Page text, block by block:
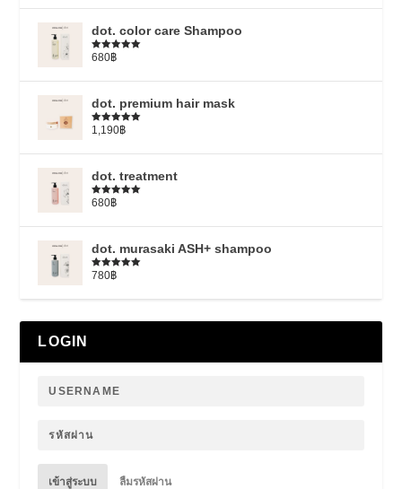
1-5 คะแนน
dot. color care Shampoo
ให้คะแนน
1-5 คะแนน
680฿
dot. premium hair mask
ให้คะแนน
1-5 คะแนน
1,190฿
dot. treatment
ให้คะแนน
1-5 คะแนน
680฿
dot. murasaki ASH+ shampoo
ให้คะแนน
1-5 คะแนน
780฿
LOGIN
เข้าสู่ระบบ ลืมรหัสผ่าน